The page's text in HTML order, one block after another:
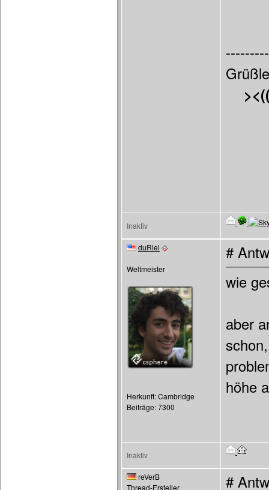
Inaktiv
duRiel
Weltmeister
Herkunft: Cambridge
Beiträge: 7300
#
wie
aber
höhe
Inaktiv
reVerB
Thread-Ersteller
#